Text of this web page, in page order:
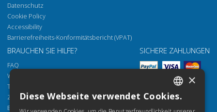
Datenschutz
Cookie Policy
Accessibility
Barrierefreiheits-Konformitätsbericht (VPAT)
BRAUCHEN SIE HILFE?
FAQ
Wie öffnen Sie unsere Dokumente
Torrossa Reader
Zugriffsmöglichkeiten
Email:helpdesk@torrossa.com
SICHERE ZAHLUNGEN
ITALIAN
×
Diese Webseite verwendet Cookies.